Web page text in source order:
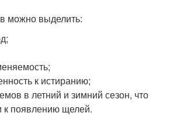
можно выделить:
к истиранию;
в летний и зимний сезон, что
к появлению щелей.